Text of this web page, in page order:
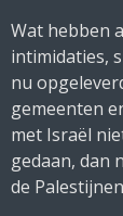
Wat hebben
intimidaties,
nu
gemeenten
met Israël
gedaan, dan
de